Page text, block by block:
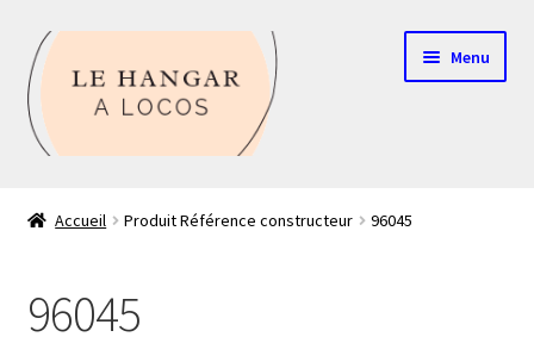
Aller
à
la
navigation
Aller
au
contenu
Menu
Mon compte
Accueil Produit Référence constructeur 96045
96045